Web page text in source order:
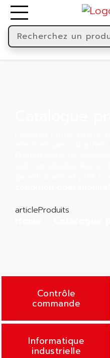
articleProduits
Contrôle
commande
Informatique
industrielle